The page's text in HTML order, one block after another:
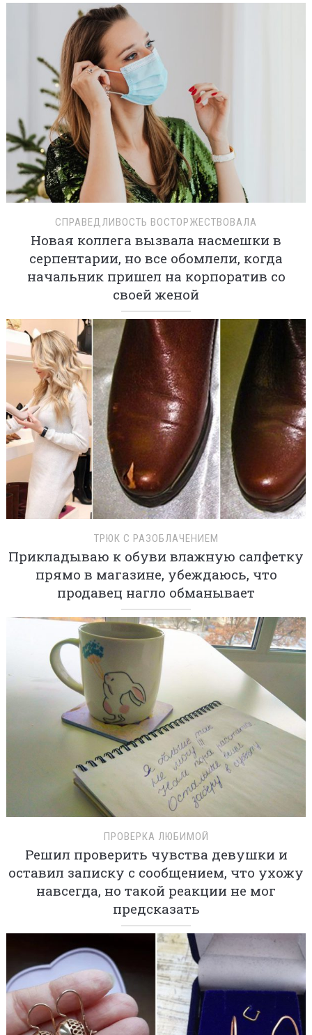
СПРАВЕДЛИВОСТЬ ВОСТОРЖЕСТВОВАЛА
Новая коллега вызвала насмешки в
серпентарии, но все обомлели, когда
начальник пришел на корпоратив со
своей женой
ТРЮК С РАЗОБЛАЧЕНИЕМ
Прикладываю к обуви влажную салфетку
прямо в магазине, убеждаюсь, что
продавец нагло обманывает
ПРОВЕРКА ЛЮБИМОЙ
Решил проверить чувства девушки и
оставил записку с сообщением, что ухожу
навсегда, но такой реакции не мог
предсказать